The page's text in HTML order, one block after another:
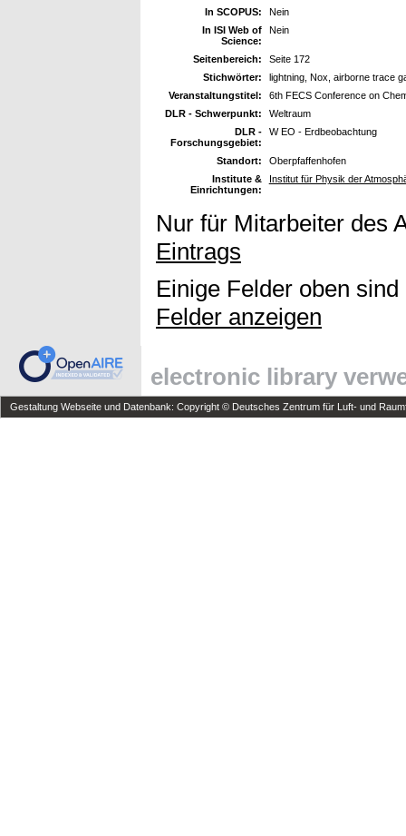
In SCOPUS:
Nein
In ISI Web of
Science:
Nein
Seitenbereich:
Seite 172
Stichwörter:
lightning, Nox, airborne trace
Veranstaltungstitel:
6th FECS Conference on
DLR - Schwerpunkt:
Weltraum
DLR -
Forschungsgebiet:
W EO - Erdbeobachtung
Standort:
Oberpfaffenhofen
Institute &
Einrichtungen:
Institut für Physik der
Nur für Mitarbeiter des
Eintrags
Einige Felder oben
Felder anzeigen
electronic library
Gestaltung Webseite und Datenbank: Copyright © Deutsches Zentrum für Luft- und